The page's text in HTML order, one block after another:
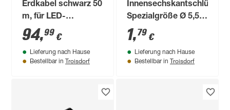
Erdkabel schwarz 50
m, für LED-
Zaunbeleuchtung
94,99 €
Lieferung nach Hause
Bestellbar in Troisdorf
Innensechskantschlüssel
Spezialgröße Ø 5,5
mm
1,79 €
Lieferung nach Hause
Bestellbar in Troisdorf